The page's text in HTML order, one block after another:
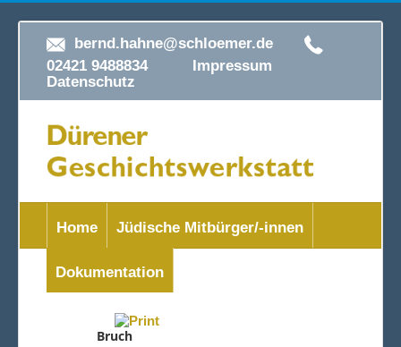
bernd.hahne@schloemer.de
02421 9488834 Impressum
Datenschutz
Home Jüdische Mitbürger/-innen
Dokumentation
Bruch